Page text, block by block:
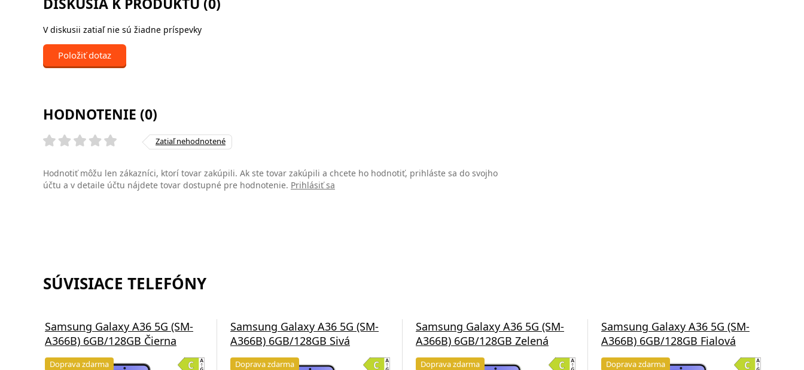
V diskusii zatiaľ nie sú žiadne príspevky
Položiť dotaz
HODNOTENIE (0)
Zatiaľ nehodnotené
Hodnotiť môžu len zákazníci, ktorí tovar zakúpili. Ak ste tovar zakúpili a chcete ho hodnotiť, prihláste sa do svojho
účtu a v detaile účtu nájdete tovar dostupné pre hodnotenie. Prihlásiť sa
SÚVISIACE TELEFÓNY
Samsung Galaxy A36 5G (SM-
A366B) 6GB/128GB Čierna
Doprava zdarma
Samsung Galaxy A36 5G (SM-
A366B) 6GB/128GB Sivá
Doprava zdarma
Samsung Galaxy A36 5G (SM-
A366B) 6GB/128GB Zelená
Doprava zdarma
Samsung Galaxy A36 5G (SM-
A366B) 6GB/128GB Fialová
Doprava zdarma